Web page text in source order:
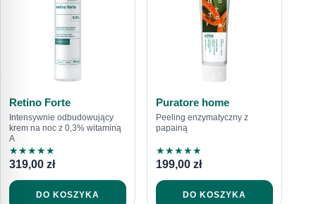
Retino Forte
Intensywnie odbudowujący
krem na noc z 0,3% witaminą
A
★★★★★
319,00 zł
DO KOSZYKA
Puratore home
Peeling enzymatyczny z
papainą
★★★★★
199,00 zł
DO KOSZYKA